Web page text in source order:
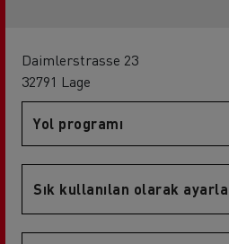
Daimlerstrasse 23
32791 Lage
Yol programı
Sık kullanılan olarak ayarla